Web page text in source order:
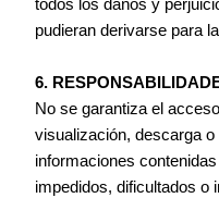
todos los daños y
pudieran derivarse para
6.
No se garantiza el
visualización, descarga
informaciones
impedidos, dificultados o